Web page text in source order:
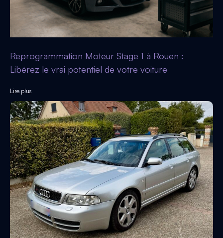
Reprogrammation Moteur Stage 1 à Rouen :
Libérez le vrai potentiel de votre voiture
Lire plus